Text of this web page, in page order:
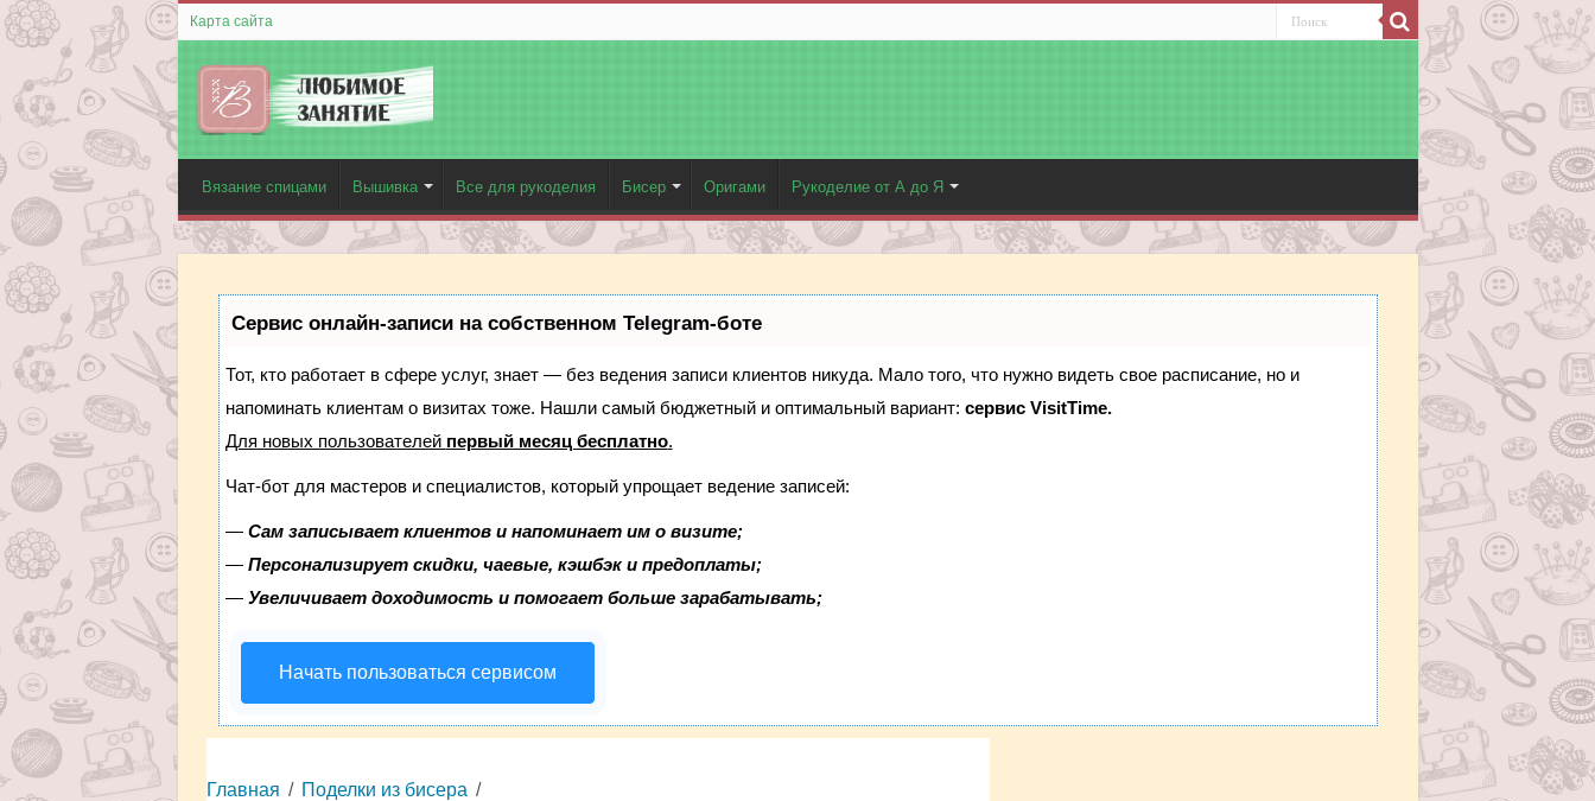
Карта сайта
Вязание спицами Вышивка Все для рукоделия Бисер Оригами Рукоделие от А до Я
Сервис онлайн-записи на собственном Telegram-боте
Тот, кто работает в сфере услуг, знает — без ведения записи клиентов никуда. Мало того, что нужно видеть свое расписание, но и
напоминать клиентам о визитах тоже. Нашли самый бюджетный и оптимальный вариант: сервис VisitTime.
Для новых пользователей первый месяц бесплатно.
Чат-бот для мастеров и специалистов, который упрощает ведение записей:
— Сам записывает клиентов и напоминает им о визите;
— Персонализирует скидки, чаевые, кэшбэк и предоплаты;
— Увеличивает доходимость и помогает больше зарабатывать;
Начать пользоваться сервисом
Главная / Поделки из бисера /